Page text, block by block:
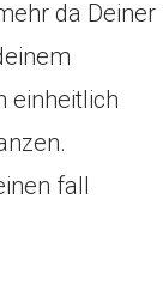
da Deiner
einheitlich
fall